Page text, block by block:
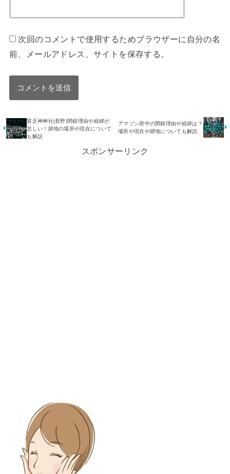
次回のコメントで使用するためブラウザーに自分の名
前、メールアドレス、サイトを保存する。
貧乏神神社(長野)閉鎖理由や経緯が
悲しい！跡地の場所や現在について
も解説
アマゾン府中の閉鎖理由や経緯は？
場所や現在や跡地についても解説
スポンサーリンク